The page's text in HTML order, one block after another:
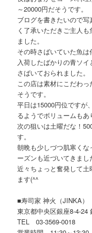
～20000円だそうです。
ブログを書きたいので
く了承いただきご主人
ました。
その時さばいていた魚
入荷したばかりの青ソ
さばいておられました。
この店は素材にこだわ
そうです。
平日は15000円位ですが
るようでボリュームもあ
次の狙いは土曜だな！
す。
朝晩も少しづつ肌寒く
ーズンも近づいてきまし
近々ちょっと奮発して
ます(^^ゞ
■寿司家 神火（JINKA）
東京都中央区銀座8-4-24
TEL 03-3569-0018